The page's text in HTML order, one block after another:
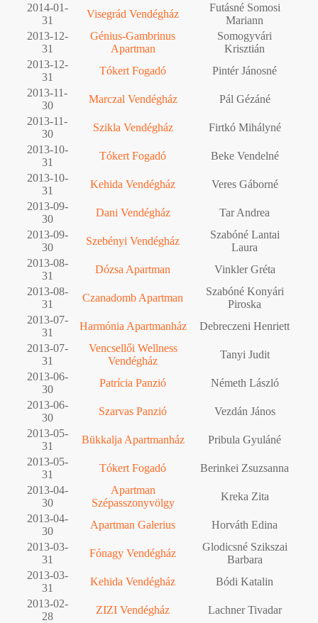
2014-01-
31
Visegrád Vendégház
Futásné Somosi
Mariann
2013-12-
31
Génius-Gambrinus
Apartman
Somogyvári
Krisztián
2013-12-
31
Tókert Fogadó
Pintér Jánosné
2013-11-
30
Marczal Vendégház
Pál Gézáné
2013-11-
30
Szikla Vendégház
Firtkó Mihályné
2013-10-
31
Tókert Fogadó
Beke Vendelné
2013-10-
31
Kehida Vendégház
Veres Gáborné
2013-09-
30
Dani Vendégház
Tar Andrea
2013-09-
30
Szebényi Vendégház
Szabóné Lantai
Laura
2013-08-
31
Dózsa Apartman
Vinkler Gréta
2013-08-
31
Czanadomb Apartman
Szabóné Konyári
Piroska
2013-07-
31
Harmónia Apartmanház
Debreczeni Henriett
2013-07-
31
Vencsellői Wellness
Vendégház
Tanyi Judit
2013-06-
30
Patrícia Panzió
Németh László
2013-06-
30
Szarvas Panzió
Vezdán János
2013-05-
31
Bükkalja Apartmanház
Pribula Gyuláné
2013-05-
31
Tókert Fogadó
Berinkei Zsuzsanna
2013-04-
30
Apartman
Szépasszonyvölgy
Kreka Zita
2013-04-
30
Apartman Galerius
Horváth Edina
2013-03-
31
Fónagy Vendégház
Glodicsné Szikszai
Barbara
2013-03-
31
Kehida Vendégház
Bódi Katalin
2013-02-
28
ZIZI Vendégház
Lachner Tivadar